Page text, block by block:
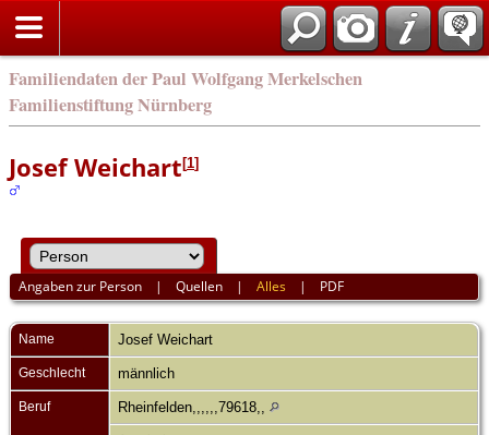
Familiendaten der Paul Wolfgang Merkelschen
Familienstiftung Nürnberg
Josef Weichart [1]
Angaben zur Person |Quellen |Alles | PDF
Name Josef Weichart
Geschlecht männlich
Beruf Rheinfelden,,,,,,79618,,